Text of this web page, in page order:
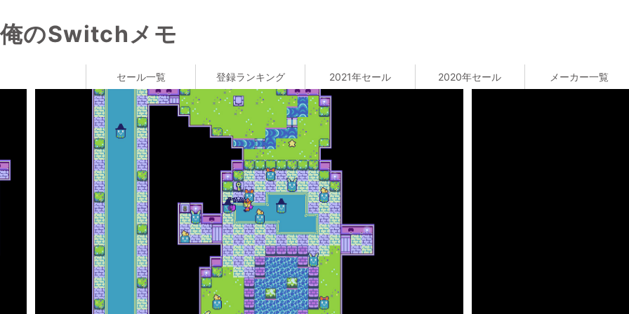
俺のSwitchメモ
セール一覧 登録ランキング 2021年セール 2020年セール メーカー一覧